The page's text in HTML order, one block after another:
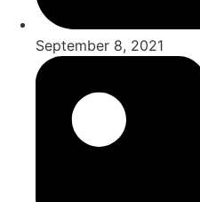
September 8, 2021